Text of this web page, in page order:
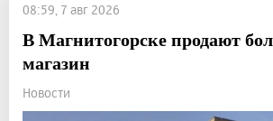
08:59, 7 авг 2026
В Магнитогорске продают
магазин
Новости